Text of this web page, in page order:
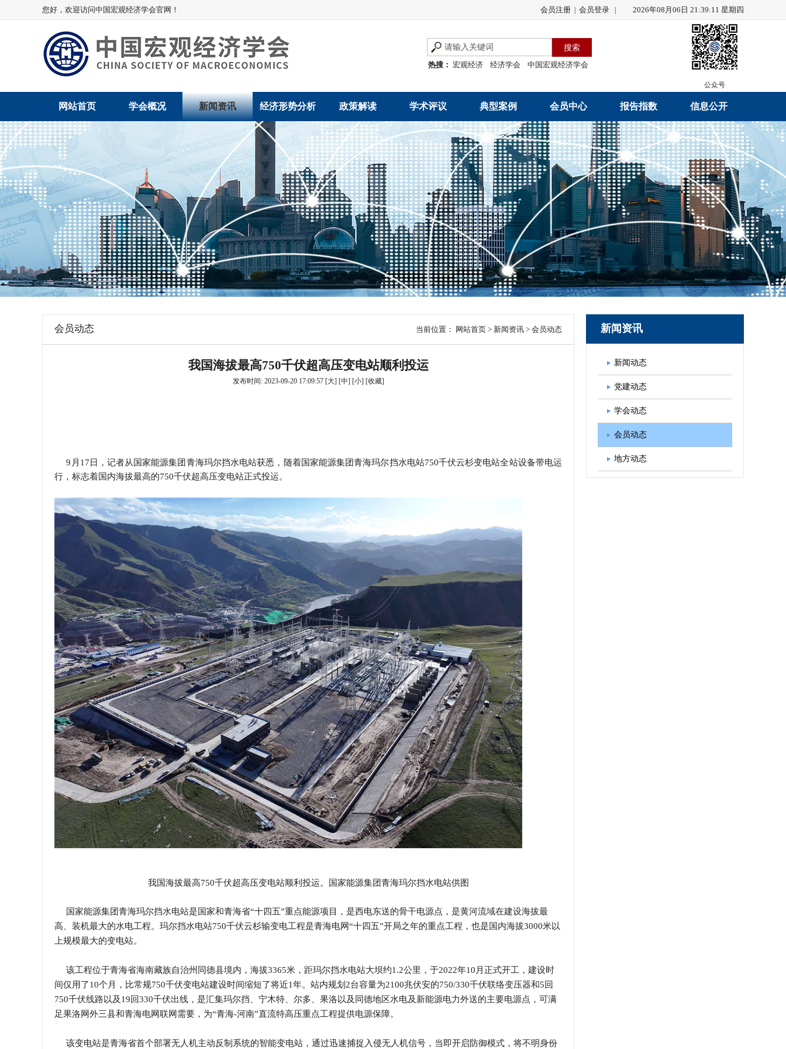
您好，欢迎访问中国宏观经济学会官网！ 会员注册 会员登录 2026年08月06日 21:39:12 星期四
热搜： 宏观经济 经济学会 中国宏观经济学会
公众号
网站首页 学会概况
学术委员会
学会领导
组织机构
法律顾问
学会章程
新闻资讯
党建动态
学会动态
会员动态
地方动态
经济形势分析
经济数据概览
数说经济
经济运行与调节
产业发展
创新高技术产业运
行
贸易与流通
政策解读
发展改革令
规范性文件
规划文本
公告
通知
政策图解
学术评议
优秀改革案例
世界一流企业
优秀论文著作
典型案例
地方政府
国有企业
民营企业
会员中心
会员名录
会员注册
入会申请
会员管理办法
报告指数
研究报告
学会会刊
数据解读
指数发布
中宏通讯
图书出版
信息公开
学会章程
年度工作报告
财务工作报告
新闻发言人制度
学术自律制度
学会发展规划
会员动态 当前位置： 网站首页 > 新闻资讯 > 会员动态
我国海拔最高750千伏超高压变电站顺利投运
发布时间: 2023-09-20 17:09:57 [大] [中] [小] [收藏]
9月17日，记者从国家能源集团青海玛尔挡水电站获悉，随着国家能源集团青海玛尔挡水电站750千伏云杉变电站全站设备带电运
行，标志着国内海拔最高的750千伏超高压变电站正式投运。
我国海拔最高750千伏超高压变电站顺利投运。国家能源集团青海玛尔挡水电站供图
国家能源集团青海玛尔挡水电站是国家和青海省“十四五”重点能源项目，是西电东送的骨干电源点，是黄河流域在建设海拔最
高、装机最大的水电工程。玛尔挡水电站750千伏云杉输变电工程是青海电网“十四五”开局之年的重点工程，也是国内海拔3000米以
上规模最大的变电站。
该工程位于青海省海南藏族自治州同德县境内，海拔3365米，距玛尔挡水电站大坝约1.2公里，于2022年10月正式开工，建设时
间仅用了10个月，比常规750千伏变电站建设时间缩短了将近1年。站内规划2台容量为2100兆伏安的750/330千伏联络变压器和5回
750千伏线路以及19回330千伏出线，是汇集玛尔挡、宁木特、尔多、果洛以及同德地区水电及新能源电力外送的主要电源点，可满
足果洛网外三县和青海电网联网需要，为“青海-河南”直流特高压重点工程提供电源保障。
该变电站是青海省首个部署无人机主动反制系统的智能变电站，通过迅速捕捉入侵无人机信号，当即开启防御模式，将不明身份
新闻资讯
新闻动态
党建动态
学会动态
会员动态
地方动态